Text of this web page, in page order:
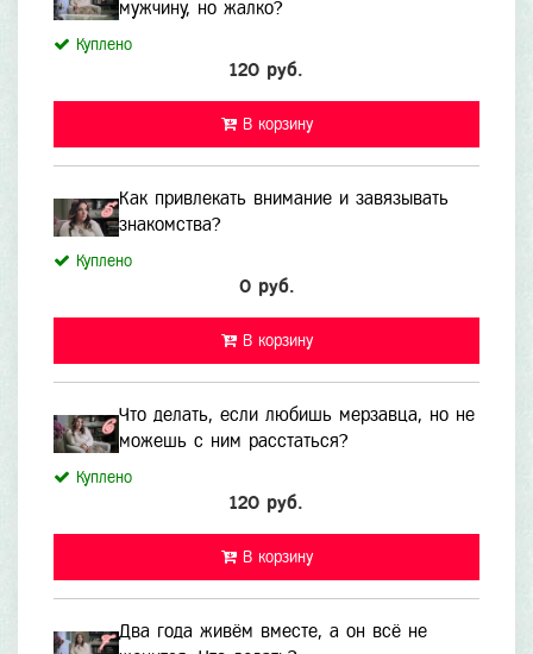
мужчину, но жалко?
Куплено
120 руб.
В корзину
Как привлекать внимание и завязывать
знакомства?
Куплено
0 руб.
В корзину
Что делать, если любишь мерзавца, но не
можешь с ним расстаться?
Куплено
120 руб.
В корзину
Два года живём вместе, а он всё не